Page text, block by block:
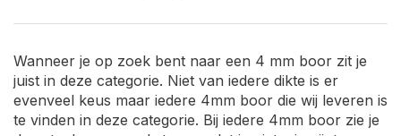
Wanneer je op zoek bent naar een 4 mm boor zit je
juist in deze categorie. Niet van iedere dikte is er
evenveel keus maar iedere 4mm boor die wij leveren is
te vinden in deze categorie. Bij iedere 4mm boor zie je